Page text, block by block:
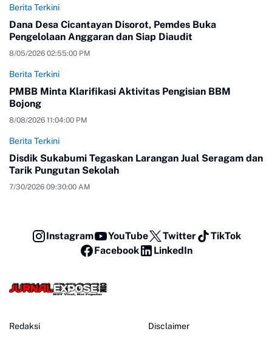
Berita Terkini
Dana Desa Cicantayan Disorot, Pemdes Buka
Pengelolaan Anggaran dan Siap Diaudit
8/05/2026 02:55:00 PM
Berita Terkini
PMBB Minta Klarifikasi Aktivitas Pengisian BBM
Bojong
8/08/2026 11:04:00 PM
Berita Terkini
Disdik Sukabumi Tegaskan Larangan Jual Seragam dan
Tarik Pungutan Sekolah
7/30/2026 09:30:00 AM
Instagram YouTube Twitter
TikTok
Facebook
LinkedIn
Redaksi Disclaimer